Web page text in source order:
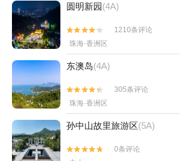
圆明新园(4A)


1210条评论
珠海·香洲区
东澳岛(4A)


305条评论
珠海·香洲区
孙中山故里旅游区(5A)


0条评论